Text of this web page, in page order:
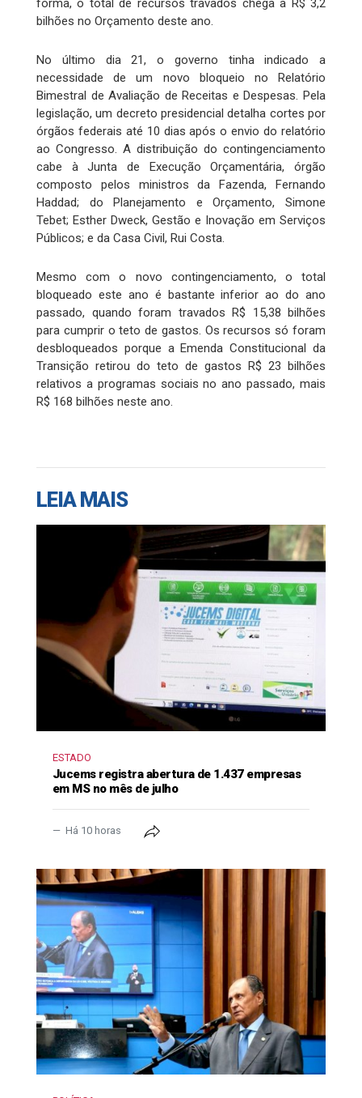
forma, o total de recursos travados chega a R$ 3,2
bilhões no Orçamento deste ano.
No último dia 21, o governo tinha indicado a
necessidade de um novo bloqueio no Relatório
Bimestral de Avaliação de Receitas e Despesas. Pela
legislação, um decreto presidencial detalha cortes por
órgãos federais até 10 dias após o envio do relatório
ao Congresso. A distribuição do contingenciamento
cabe à Junta de Execução Orçamentária, órgão
composto pelos ministros da Fazenda, Fernando
Haddad; do Planejamento e Orçamento, Simone
Tebet; Esther Dweck, Gestão e Inovação em Serviços
Públicos; e da Casa Civil, Rui Costa.
Mesmo com o novo contingenciamento, o total
bloqueado este ano é bastante inferior ao do ano
passado, quando foram travados R$ 15,38 bilhões
para cumprir o teto de gastos. Os recursos só foram
desbloqueados porque a Emenda Constitucional da
Transição retirou do teto de gastos R$ 23 bilhões
relativos a programas sociais no ano passado, mais
R$ 168 bilhões neste ano.
LEIA MAIS
ESTADO
Jucems registra abertura de 1.437 empresas
em MS no mês de julho
Há 10 horas